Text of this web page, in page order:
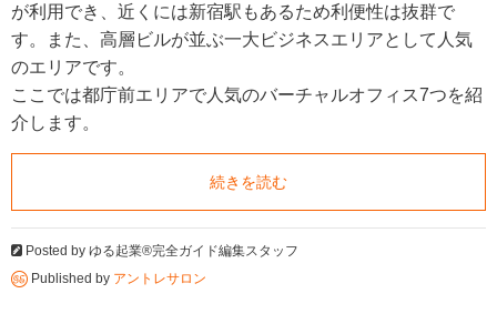
が利用でき、近くには新宿駅もあるため利便性は抜群で
す。また、高層ビルが並ぶ一大ビジネスエリアとして人気
のエリアです。
ここでは都庁前エリアで人気のバーチャルオフィス7つを紹
介します。
続きを読む
Posted by ゆる起業®完全ガイド編集スタッフ
Published by アントレサロン